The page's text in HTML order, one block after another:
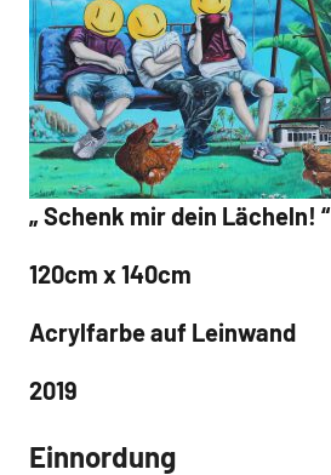
„ Schenk mir dein Lächeln! “
120cm x 140cm
Acrylfarbe auf Leinwand
2019
Malerei /
Einnordung